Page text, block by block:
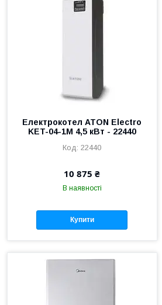
Електрокотел ATON Electro
KET-04-1M 4,5 кВт - 22440
22440
10 875 ₴
В наявності
Купити